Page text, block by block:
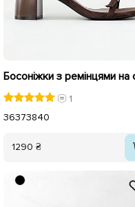
1
36373840
1290 ₴